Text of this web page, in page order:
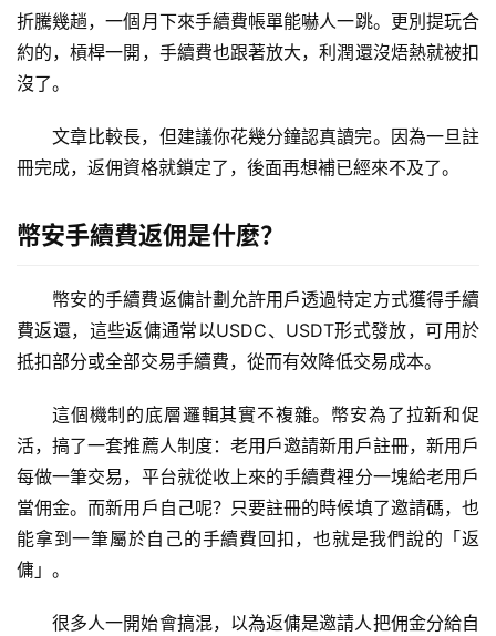
折騰幾趟，一個月下來手續費帳單能嚇人一跳。更別提玩合
約的，槓桿一開，手續費也跟著放大，利潤還沒焐熱就被扣
沒了。
文章比較長，但建議你花幾分鐘認真讀完。因為一旦註
冊完成，返佣資格就鎖定了，後面再想補已經來不及了。
幣安手續費返佣是什麼？
幣安的手續費返傭計劃允許用戶透過特定方式獲得手續
費返還，這些返傭通常以USDC、USDT形式發放，可用於
抵扣部分或全部交易手續費，從而有效降低交易成本。
這個機制的底層邏輯其實不複雜。幣安為了拉新和促
活，搞了一套推薦人制度：老用戶邀請新用戶註冊，新用戶
每做一筆交易，平台就從收上來的手續費裡分一塊給老用戶
當佣金。而新用戶自己呢？只要註冊的時候填了邀請碼，也
能拿到一筆屬於自己的手續費回扣，也就是我們說的「返
傭」。
很多人一開始會搞混，以為返傭是邀請人把佣金分給自